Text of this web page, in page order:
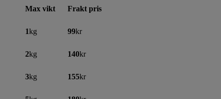
Max vikt
Frakt pris
1kg 99kr
2kg 140kr
3kg 155kr